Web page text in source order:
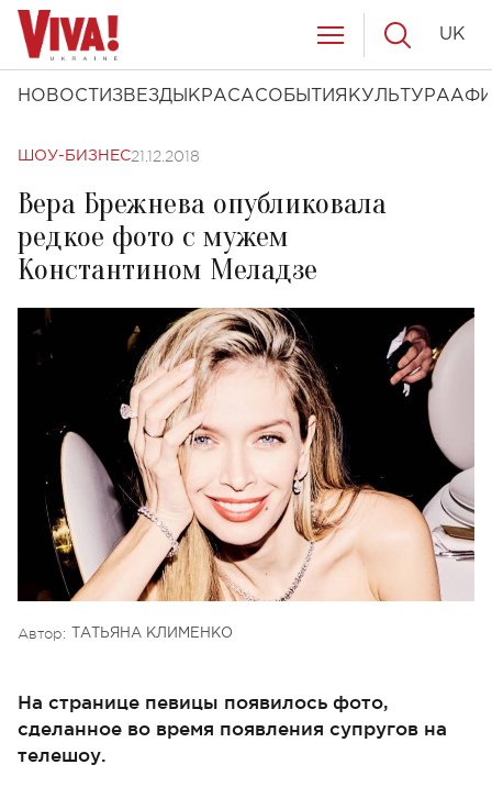
НОВОСТИ ЗВЕЗДЫ КРАСАСОБЫТИЯ КУЛЬТУРА
UK
ШОУ-БИЗНЕС21.12.2018
Вера Брежнева опубликовала
редкое фото с мужем
Константином Меладзе
Автор: ТАТЬЯНА КЛИМЕНКО
На странице певицы появилось фото,
сделанное во время появления супругов на
телешоу.